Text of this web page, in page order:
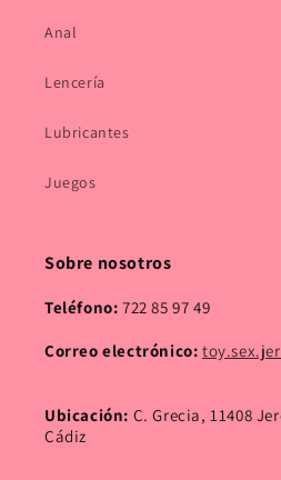
Anal
Lencería
Lubricantes
Juegos
Sobre nosotros
Teléfono: 722 85 97 49
Correo electrónico:
Ubicación: C. Grecia, 11408
Cádiz